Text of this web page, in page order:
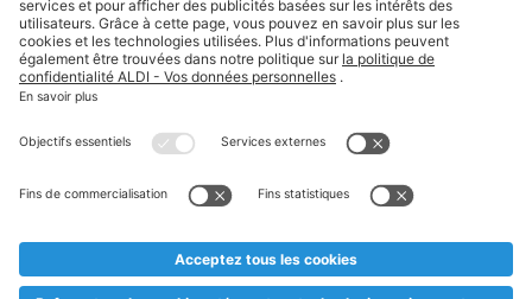
Textes marqués d'un astérisque et mentions légales
* Nous vendons ces articles temporairement et jusqu'à
au cas où, malgré le planning bien étudié, nous serions
prématurément en rupture de stock. Prix Recupel et TVA incl.
** Sur ce site, l’utilisation de la forme masculine a été adoptée